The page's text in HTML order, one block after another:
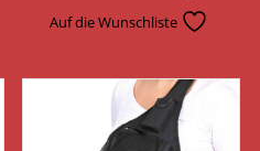
Auf die Wunschliste